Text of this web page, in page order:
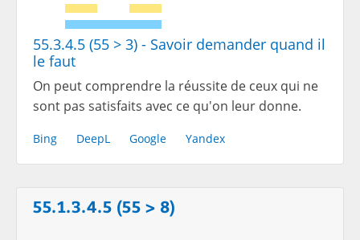
55.3.4.5 (55 > 3) - Savoir demander quand il
le faut
On peut comprendre la réussite de ceux qui ne
sont pas satisfaits avec ce qu'on leur donne.
Bing DeepL Google Yandex
55.1.3.4.5 (55 > 8)